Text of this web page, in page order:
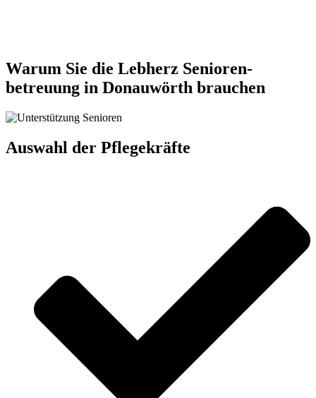
Warum Sie die Lebherz Senioren­
betreuung in Donauwörth brauchen
Auswahl der Pflegekräfte